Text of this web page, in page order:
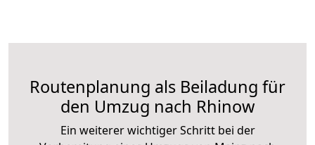
Routenplanung als Beiladung für
den Umzug nach Rhinow
Ein weiterer wichtiger Schritt bei der